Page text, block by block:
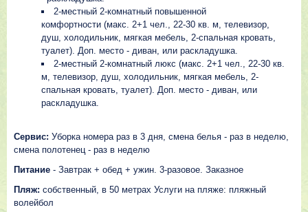
2-местный 2-комнатный повышенной
комфортности (макс. 2+1 чел., 22-30 кв. м, телевизор,
душ, холодильник, мягкая мебель, 2-спальная кровать,
туалет). Доп. место - диван, или раскладушка.
2-местный 2-комнатный люкс (макс. 2+1 чел., 22-30 кв.
м, телевизор, душ, холодильник, мягкая мебель, 2-
спальная кровать, туалет). Доп. место - диван, или
раскладушка.
Сервис: Уборка номера раз в 3 дня, смена белья - раз в неделю,
смена полотенец - раз в неделю
Питание - Завтрак + обед + ужин. 3-разовое. Заказное
Пляж: собственный, в 50 метрах Услуги на пляже: пляжный
волейбол